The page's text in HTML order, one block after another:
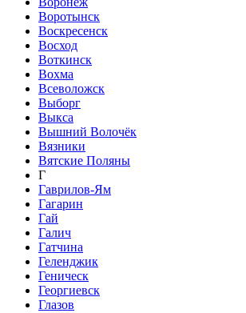
Воротынск
Воскресенск
Восход
Воткинск
Вохма
Всеволожск
Выборг
Выкса
Вышний Волочёк
Вязники
Вятские Поляны
Г
Гаврилов-Ям
Гагарин
Гай
Галич
Гатчина
Геленджик
Геническ
Георгиевск
Глазов